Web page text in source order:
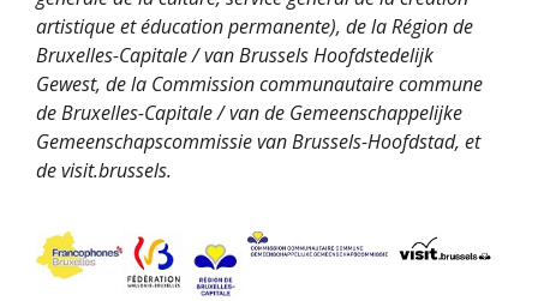
artistique et éducation permanente), de la Région de
Bruxelles-Capitale / van Brussels Hoofdstedelijk
Gewest, de la Commission communautaire commune
de Bruxelles-Capitale / van de Gemeenschappelijke
Gemeenschapscommissie van Brussels-Hoofdstad, et
de visit.brussels.